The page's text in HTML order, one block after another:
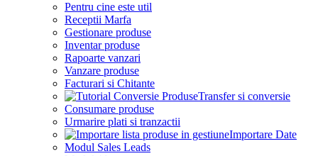
Pentru cine este util
Receptii Marfa
Gestionare produse
Inventar produse
Rapoarte vanzari
Vanzare produse
Facturari si Chitante
Transfer si conversie
Consumare produse
Urmarire plati si tranzactii
Importare Date
Modul Sales Leads